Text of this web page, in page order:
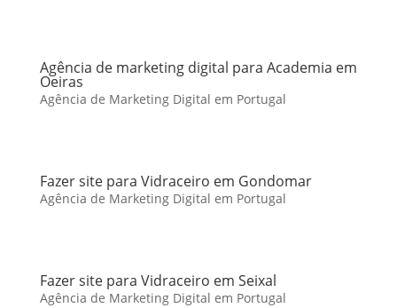
Agência de marketing digital para Academia em
Oeiras
Agência de Marketing Digital em Portugal
Fazer site para Vidraceiro em Gondomar
Agência de Marketing Digital em Portugal
Fazer site para Vidraceiro em Seixal
Agência de Marketing Digital em Portugal